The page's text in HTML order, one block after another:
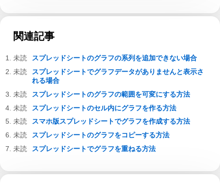
関連記事
スプレッドシートのグラフの系列を追加できない場合
スプレッドシートでグラフデータがありませんと表示さ
れる場合
スプレッドシートのグラフの範囲を可変にする方法
スプレッドシートのセル内にグラフを作る方法
スマホ版スプレッドシートでグラフを作成する方法
スプレッドシートのグラフをコピーする方法
スプレッドシートでグラフを重ねる方法